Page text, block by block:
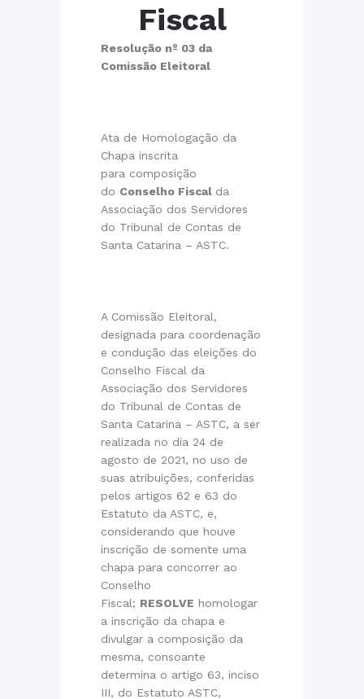
Fiscal
Resolução nº 03 da
Comissão Eleitoral
Ata de Homologação da
Chapa inscrita
para composição
do Conselho Fiscal da
Associação dos Servidores
do Tribunal de Contas de
Santa Catarina – ASTC.
A Comissão Eleitoral,
designada para coordenação
e condução das eleições do
Conselho Fiscal da
Associação dos Servidores
do Tribunal de Contas de
Santa Catarina – ASTC, a ser
realizada no dia 24 de
agosto de 2021, no uso de
suas atribuições, conferidas
pelos artigos 62 e 63 do
Estatuto da ASTC, e,
considerando que houve
inscrição de somente uma
chapa para concorrer ao
Conselho
Fiscal; RESOLVE homologar
a inscrição da chapa e
divulgar a composição da
mesma, consoante
determina o artigo 63, inciso
III, do Estatuto ASTC,